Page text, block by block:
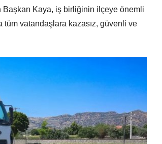
Kaya, iş birliğinin ilçeye önemli
tüm vatandaşlara kazasız, güvenli ve